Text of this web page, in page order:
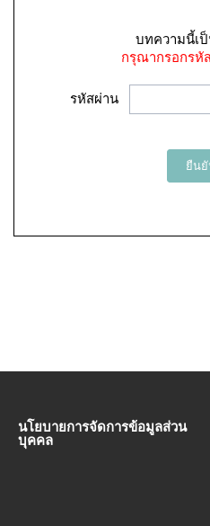
บทความนี้เ
กรุณากรอกรหั
รหัสผ่าน
ยืน
นโยบายการจัดการข้อมูลส่วน
บุคคล